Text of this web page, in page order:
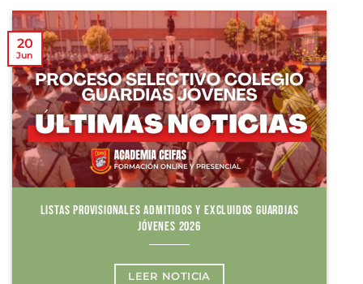
LISTAS PROVISIONALES ADMITIDOS Y EXCLUIDOS GUARDIAS
JÓVENES 2026
LEER NOTICIA
20
Jun